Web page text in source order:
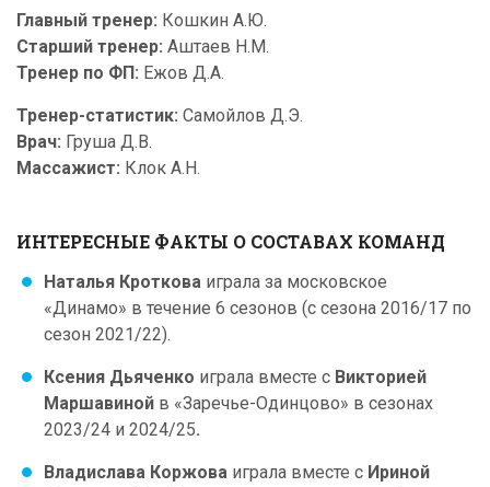
Главный тренер: Кошкин А.Ю.
Старший тренер: Аштаев Н.М.
Тренер по ФП: Ежов Д.А.
Тренер-статистик: Самойлов Д.Э.
Врач: Груша Д.В.
Массажист: Клок А.Н.
ИНТЕРЕСНЫЕ ФАКТЫ О СОСТАВАХ КОМАНД
Наталья Кроткова играла за московское
«Динамо» в течение 6 сезонов (с сезона 2016/17 по
сезон 2021/22).
Ксения Дьяченко играла вместе с Викторией
Маршавиной в «Заречье-Одинцово» в сезонах
2023/24 и 2024/25.
Владислава Коржова играла вместе с Ириной